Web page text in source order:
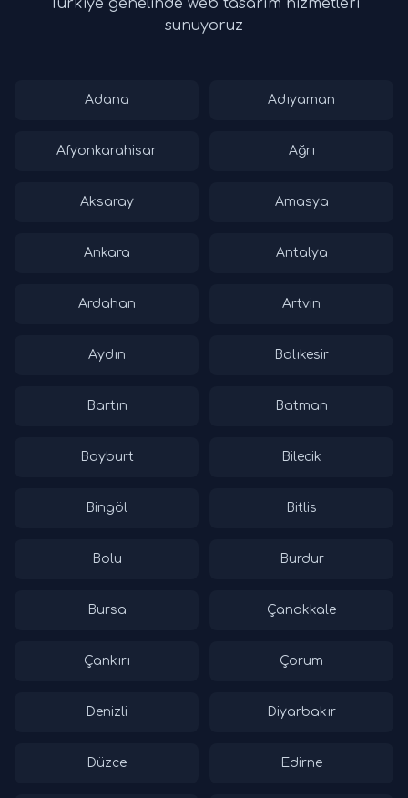
Türkiye genelinde web tasarım hizmetleri
sunuyoruz
Adana Adıyaman
Afyonkarahisar Ağrı
Aksaray Amasya
Ankara Antalya
Ardahan Artvin
Aydın Balıkesir
Bartın Batman
Bayburt Bilecik
Bingöl Bitlis
Bolu Burdur
Bursa Çanakkale
Çankırı Çorum
Denizli Diyarbakır
Düzce Edirne